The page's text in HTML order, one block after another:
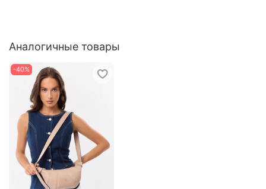
Аналогичные товары
-40%